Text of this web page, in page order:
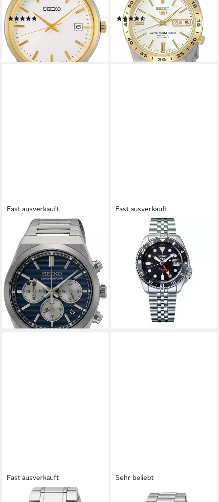
Edelstahlarmband
(2)
240,00 €
lieferbar - in 2-3 Werktagen bei dir
Damenuhr, Datum
(62)
244,75 € UVP275,00 €
-11%
lieferbar - in 2-3 Werktagen bei dir
Fast ausverkauft
Chronograph SSB453P1,
Quarzuhr, Armbanduhr,
Herrenuhr, Damenuhr,
Stoppfunktion, Datum
(3)
ab 430,00 €
lieferbar - in 2-3 Werktagen bei dir
Fast ausverkauft
Luxusuhr 5 GMT
AUTOMATIC Mod. SSK001K1
ab 643,55 €
lieferbar in 3 Wochen
Fast ausverkauft Sehr beliebt